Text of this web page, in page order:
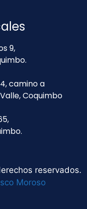
9,
camino a
Coquimbo
reservados.
Moroso